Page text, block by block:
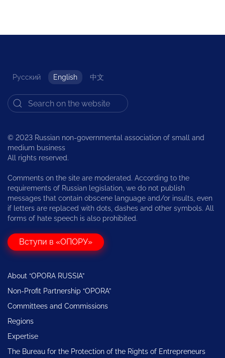
Русский English 中文
© 2023 Russian non-governmental association of small and
medium business
All rights reserved.
Comments on the site are moderated. According to the
requirements of Russian legislation, we do not publish
messages that contain obscene language and/or insults, even
if letters are replaced with dots, dashes and other symbols. All
forms of hate speech is also prohibited.
Вступи в «ОПОРУ»
About “OPORA RUSSIA”
Non-Profit Partnership “OPORA”
Committees and Commissions
Regions
Expertise
The Bureau for the Protection of the Rights of Entrepreneurs